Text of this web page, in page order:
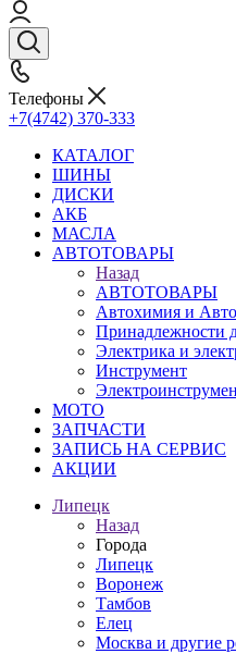
Телефоны
+7(4742) 370-333
КАТАЛОГ
ШИНЫ
ДИСКИ
АКБ
МАСЛА
АВТОТОВАРЫ
Назад
АВТОТОВАРЫ
Автохимия и
Принадлежности
Электрика и
Инструмент
МОТО
ЗАПЧАСТИ
ЗАПИСЬ НА СЕРВИС
АКЦИИ
Липецк
Назад
Города
Липецк
Воронеж
Тамбов
Елец
Москва и другие